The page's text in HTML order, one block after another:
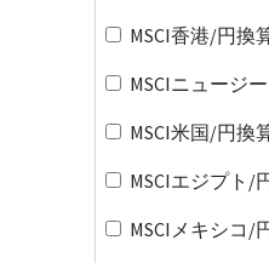
MSCI香港/円換
MSCIニュージ
MSCI米国/円換
MSCIエジプト/
MSCIメキシコ/